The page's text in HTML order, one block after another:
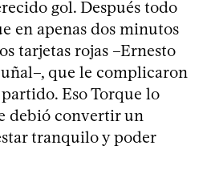
gol. Después todo
en apenas dos minutos
tarjetas rojas –Ernesto
que le complicaron
Eso Torque lo
debió convertir un
tranquilo y poder